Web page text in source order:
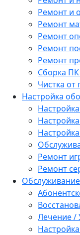
Ремонт и
Ремонт
Ремонт
Ремонт
Ремонт
Сборка ПК
Чистка
Настройка
Ремонт
Ремонт
Лечение /